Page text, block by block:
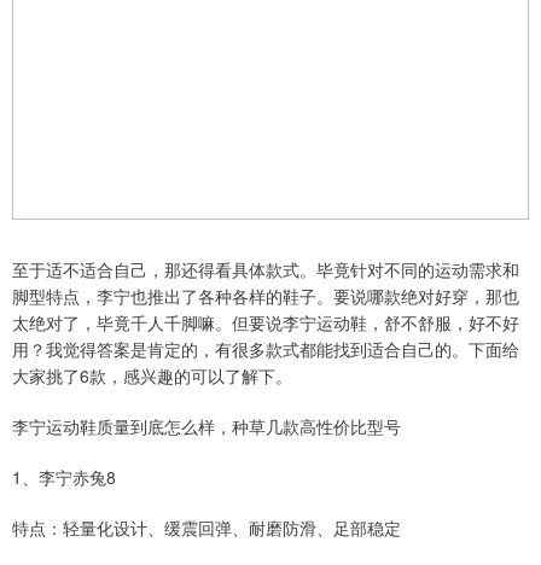
至于适不适合自己，那还得看具体款式。毕竟针对不同的运动需求和
脚型特点，李宁也推出了各种各样的鞋子。要说哪款绝对好穿，那也
太绝对了，毕竟千人千脚嘛。但要说李宁运动鞋，舒不舒服，好不好
用？我觉得答案是肯定的，有很多款式都能找到适合自己的。下面给
大家挑了6款，感兴趣的可以了解下。
李宁运动鞋质量到底怎么样，种草几款高性价比型号
1、李宁赤兔8
特点：轻量化设计、缓震回弹、耐磨防滑、足部稳定